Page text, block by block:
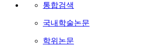
통합검색
국내학술논문
학위논문